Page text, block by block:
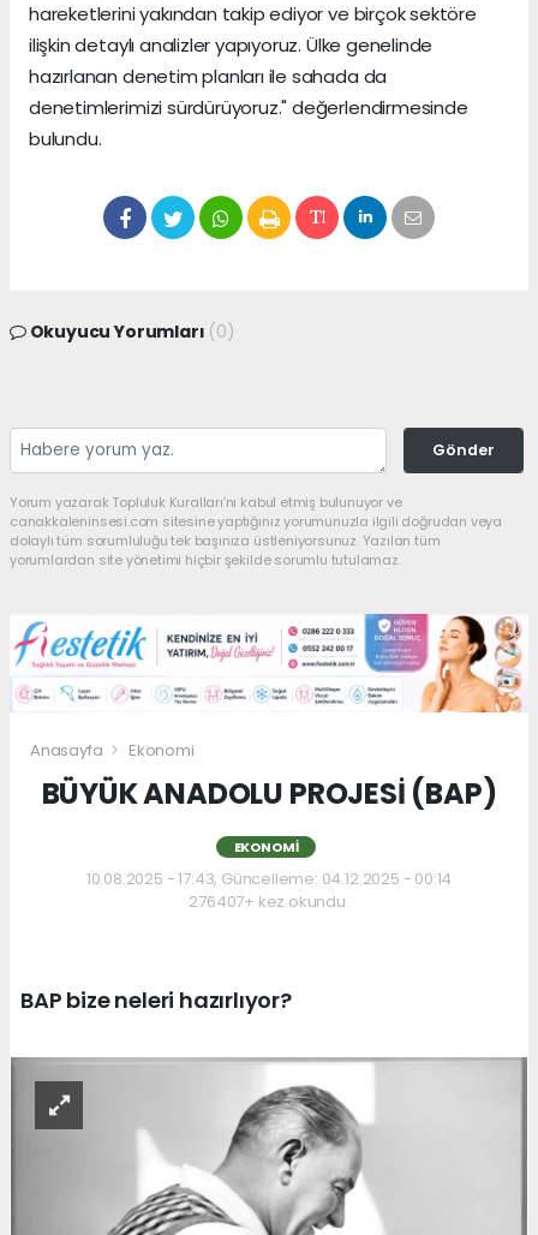
hareketlerini yakından takip ediyor ve birçok sektöre
ilişkin detaylı analizler yapıyoruz. Ülke genelinde
hazırlanan denetim planları ile sahada da
denetimlerimizi sürdürüyoruz." değerlendirmesinde
bulundu.
Okuyucu Yorumları (0)
Gönder
Yorum yazarak Topluluk Kuralları’nı kabul etmiş bulunuyor ve
canakkaleninsesi.com sitesine yaptığınız yorumunuzla ilgili doğrudan veya
dolaylı tüm sorumluluğu tek başınıza üstleniyorsunuz. Yazılan tüm
yorumlardan site yönetimi hiçbir şekilde sorumlu tutulamaz.
Anasayfa Ekonomi
BÜYÜK ANADOLU PROJESİ (BAP)
EKONOMI
10.08.2025 - 17:43, Güncelleme: 04.12.2025 - 00:14
276407+ kez okundu.
BAP bize neleri hazırlıyor?